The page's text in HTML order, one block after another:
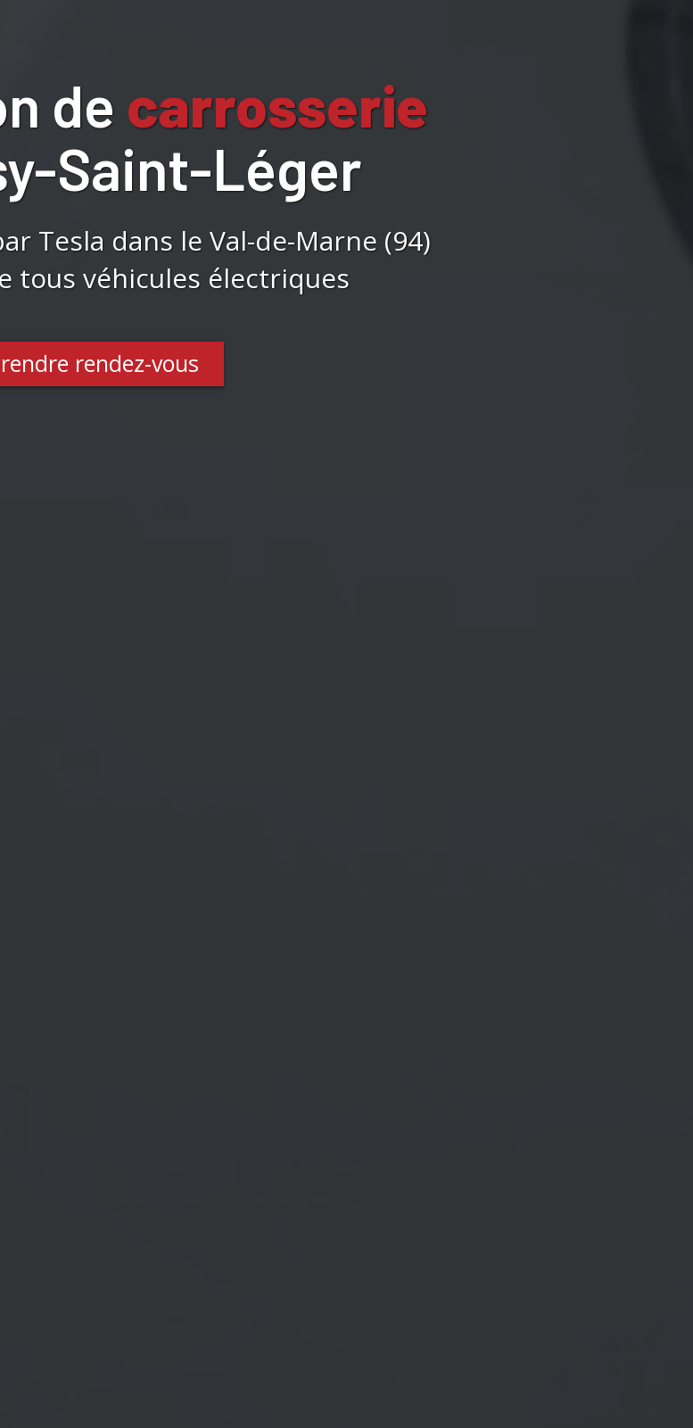
de carrosserie
Saint-Léger
Tesla dans le Val-de-Marne (94)
tous véhicules électriques
rendez-vous